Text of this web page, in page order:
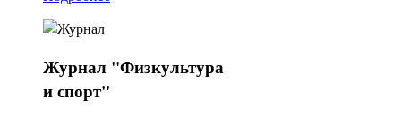
Журнал "Физкультура
и спорт"